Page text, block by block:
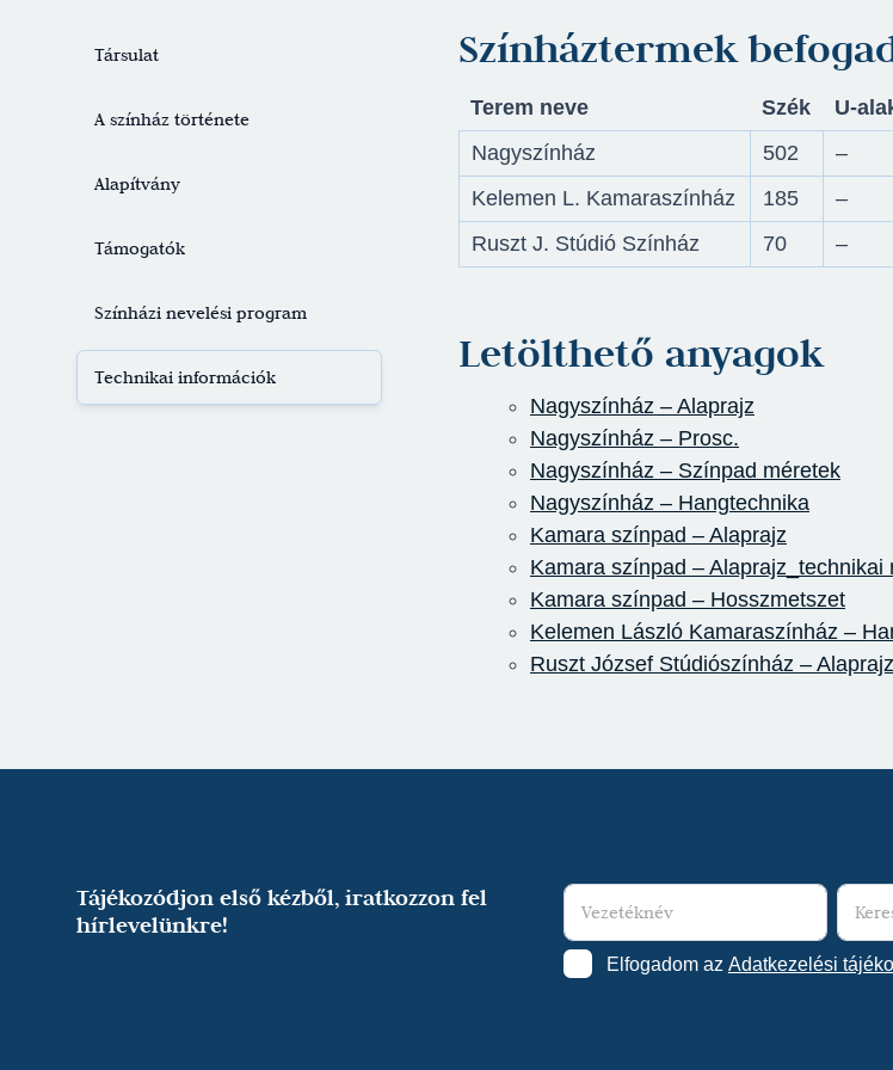
Társulat
A színház története
Alapítvány
Támogatók
Színházi nevelési program
Technikai információk
Színháztermek
Terem neve Szék U-
Nagyszínház
502 –
Kelemen L. Kamaraszínház
185 –
Ruszt J. Stúdió Színház
70 –
Letölthető anyagok
Nagyszínház – Alaprajz
Nagyszínház – Prosc.
Nagyszínház – Színpad méretek
Nagyszínház – Hangtechnika
Kamara színpad – Alaprajz
Kamara színpad – Alaprajz_technikai
Kamara színpad – Hosszmetszet
Kelemen László Kamaraszínház –
Ruszt József Stúdiószínház – Alaprajz
Tájékozódjon első kézből, iratkozzon fel
hírlevelünkre!
Elfogadom az Adatkezelési